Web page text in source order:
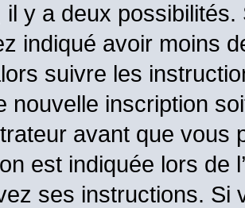
y a deux
indiqué avoir moins
suivre les
nouvelle inscription
avant que
est indiquée lors de
ses instructions. Si